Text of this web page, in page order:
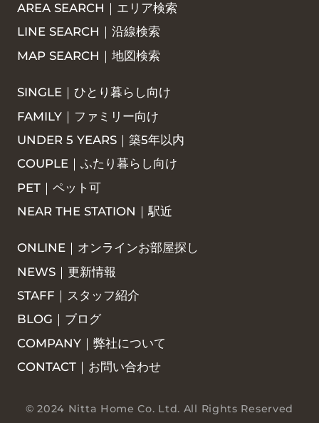
AREA SEARCH｜エリア検索
LINE SEARCH｜沿線検索
MAP SEARCH｜地図検索
SINGLE｜ひとり暮らし向け
FAMILY｜ファミリー向け
UNDER 5 YEARS｜築5年以内
COUPLE｜ふたり暮らし向け
PET｜ペット可
NEAR THE STATION｜駅近
ONLINE｜オンラインお部屋探し
NEWS｜更新情報
STAFF｜スタッフ紹介
BLOG｜ブログ
COMPANY｜弊社について
CONTACT｜お問い合わせ
© 2024 Nitta Home Co. Ltd. All Rights Reserved